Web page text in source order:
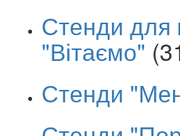
Стенди для
"Вітаємо"
Стенди